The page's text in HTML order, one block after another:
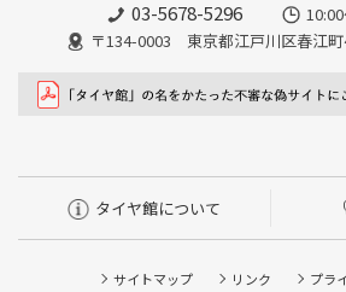
03-5678-5296
〒134-0003 東京都江戸川区春江
タイヤ館について
サイトマップ リンク プラ